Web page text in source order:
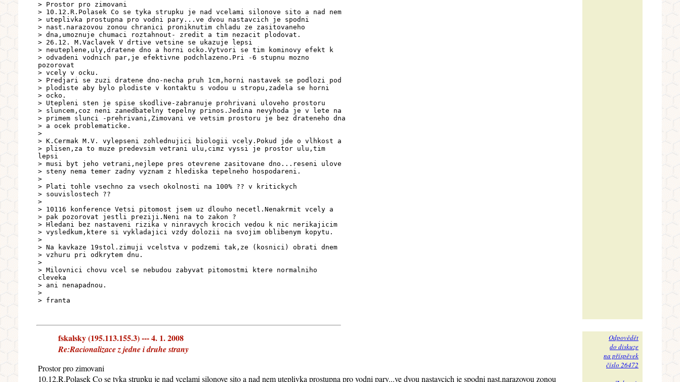
> Prostor pro zimovani
> 10.12.R.Polasek Co se tyka strupku je nad vcelami silonove sito a nad nem
> uteplivka prostupna pro vodni pary...ve dvou nastavcich je spodni
> nast.narazovou zonou chranici proniknutim chladu ze zasitovaneho
> dna,umoznuje chumaci roztahnout- zredit a tim nezacit plodovat.
> 26.12. M.Vaclavek V drtive vetsine se ukazuje lepsi
> neuteplene,uly,dratene dno a horni ocko.Vytvori se tim kominovy efekt k
> odvadeni vodnich par,je efektivne podchlazeno.Pri -6 stupnu mozno
pozorovat
> vcely v ocku.
> Predjari se zuzi dratene dno-necha pruh 1cm,horni nastavek se podlozi pod
> plodiste aby bylo plodiste v kontaktu s vodou u stropu,zadela se horni
> ocko.
> Utepleni sten je spise skodlive-zabranuje prohrivani uloveho prostoru
> sluncem,coz neni zanedbatelny tepelny prinos.Jedina nevyhoda je v lete na
> primem slunci -prehrivani,Zimovani ve vetsim prostoru je bez drateneho dna
> a ocek problematicke.
>
> K.Cermak M.V. vylepseni zohlednujici biologii vcely.Pokud jde o vlhkost a
> plisen,za to muze predevsim vetrani ulu,cimz vyssi je prostor ulu,tim
lepsi
> musi byt jeho vetrani,nejlepe pres otevrene zasitovane dno...reseni ulove
> steny nema temer zadny vyznam z hlediska tepelneho hospodareni.
>
> Plati tohle vsechno za vsech okolnosti na 100% ?? v kritickych
> souvislostech ??
>
> 10116 konference Vetsi pitomost jsem uz dlouho necetl.Nenakrmit vcely a
> pak pozorovat jestli preziji.Neni na to zakon ?
> Hledani bez nastaveni rizika v ninravych krocich vedou k nic nerikajicim
> vysledkum,ktere si vykladajici vzdy dolozii na svojim oblibenym kopytu.
>
> Na kavkaze 19stol.zimuji vcelstva v podzemi tak,ze (kosnici) obrati dnem
> vzhuru pri odkrytem dnu.
>
> Milovnici chovu vcel se nebudou zabyvat pitomostmi ktere normalniho
cleveka
> ani nenapadnou.
>
> franta
fskalsky (195.113.155.3) --- 4. 1. 2008
Re:Racionalizace z jedne i druhe strany
Prostor pro zimovani
10.12.R.Polasek Co se tyka strupku je nad vcelami silonove sito a nad nem uteplivka prostupna pro vodni pary...ve dvou nastavcich je spodni nast.narazovou zonou
Odpovědět
do diskuze
na příspěvek
číslo 26472